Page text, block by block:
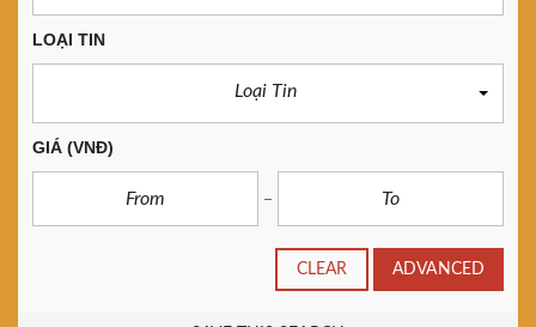
LOẠI TIN
Loại Tin
GIÁ (VNĐ)
CLEAR ADVANCED